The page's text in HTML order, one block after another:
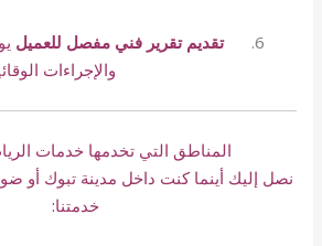
تقديم تقرير فني مفصل للعميل
والإجراءات
المناطق التي تخدمها خدمات
نصل إليك أينما كنت داخل مدينة تبوك أو
خدمتنا: